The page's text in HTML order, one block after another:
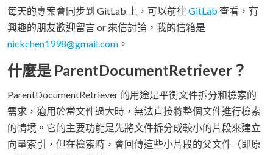
每天的專案會同步到 GitLab 上，可以前往 GitLab 查看，有
興趣的朋友歡迎留言 or 來信討論，我的信箱是
nickchen1998@gmail.com 。
什麼是 ParentDocumentRetriever？
ParentDocumentRetriever 的用途是平衡文件拆分和檢索的
需求，適用於當文件過大時，無法直接將整個文件進行檢索
的情境。它的主要功能是先將文件拆分成較小的片段來建立
向量索引，但在檢索時，會回傳這些小片段的父文件（即原